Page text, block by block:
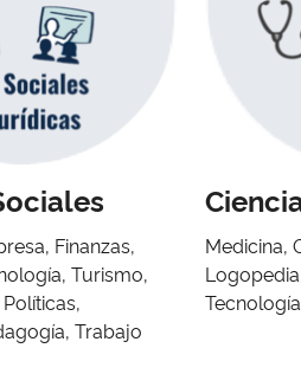
Finanzas,
Turismo,
Trabajo
Medicina,